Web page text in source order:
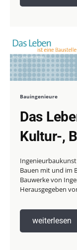
Bauingenieure
Das
Kultur-,
Ingenieurbaukunst 2023 Das Buch diskutiert
Bauen mit und im
Bauwerke von
Herausgegeben
weiterlesen